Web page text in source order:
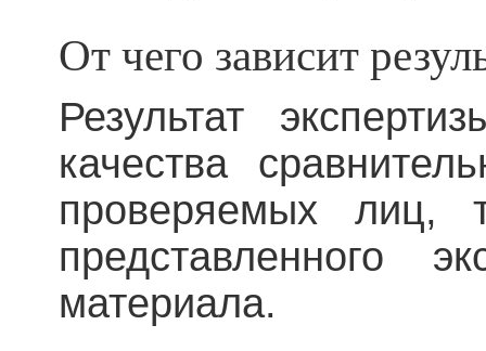
От чего зависит
Результат
качества
проверяемых лиц,
представленного
материала.